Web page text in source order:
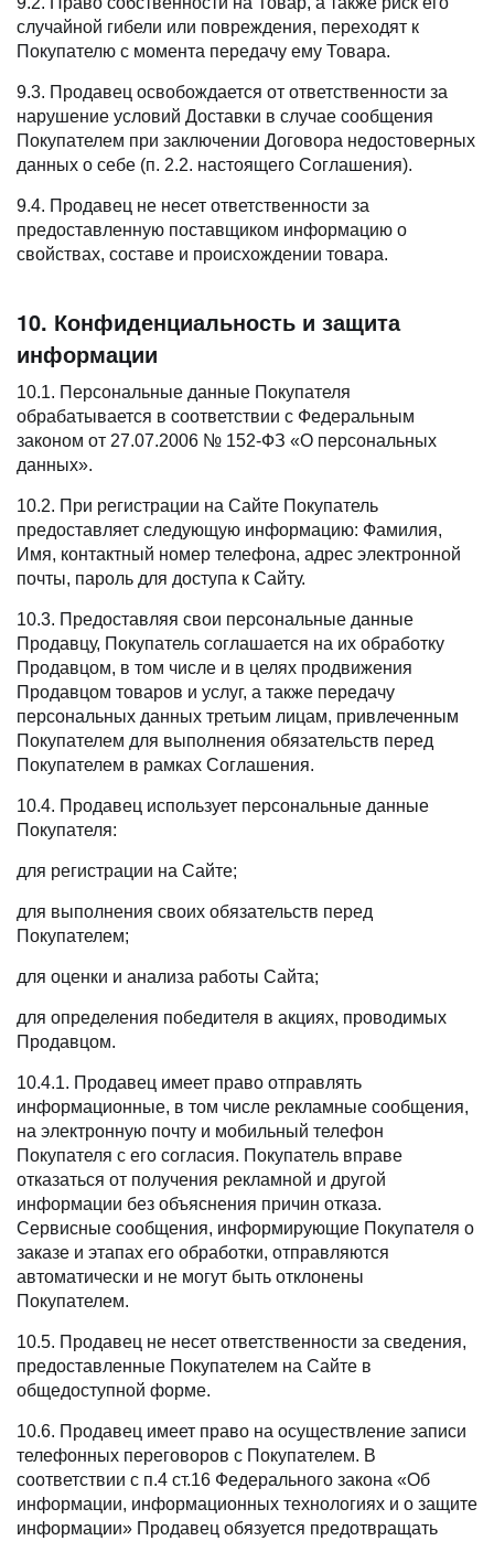
случайной гибели или повреждения, переходят к
Покупателю с момента передачу ему Товара.
9.3. Продавец освобождается от ответственности за
нарушение условий Доставки в случае сообщения
Покупателем при заключении Договора недостоверных
данных о себе (п. 2.2. настоящего Соглашения).
9.4. Продавец не несет ответственности за
предоставленную поставщиком информацию о
свойствах, составе и происхождении товара.
10. Конфиденциальность и защита
информации
10.1. Персональные данные Покупателя
обрабатывается в соответствии с Федеральным
законом от 27.07.2006 № 152-ФЗ «О персональных
данных».
10.2. При регистрации на Сайте Покупатель
предоставляет следующую информацию: Фамилия,
Имя, контактный номер телефона, адрес электронной
почты, пароль для доступа к Сайту.
10.3. Предоставляя свои персональные данные
Продавцу, Покупатель соглашается на их обработку
Продавцом, в том числе и в целях продвижения
Продавцом товаров и услуг, а также передачу
персональных данных третьим лицам, привлеченным
Покупателем для выполнения обязательств перед
Покупателем в рамках Соглашения.
10.4. Продавец использует персональные данные
Покупателя:
для регистрации на Сайте;
для выполнения своих обязательств перед
Покупателем;
для оценки и анализа работы Сайта;
для определения победителя в акциях, проводимых
Продавцом.
10.4.1. Продавец имеет право отправлять
информационные, в том числе рекламные сообщения,
на электронную почту и мобильный телефон
Покупателя с его согласия. Покупатель вправе
отказаться от получения рекламной и другой
информации без объяснения причин отказа.
Сервисные сообщения, информирующие Покупателя о
заказе и этапах его обработки, отправляются
автоматически и не могут быть отклонены
Покупателем.
10.5. Продавец не несет ответственности за сведения,
предоставленные Покупателем на Сайте в
общедоступной форме.
10.6. Продавец имеет право на осуществление записи
телефонных переговоров с Покупателем. В
соответствии с п.4 ст.16 Федерального закона «Об
информации, информационных технологиях и о защите
информации» Продавец обязуется предотвращать